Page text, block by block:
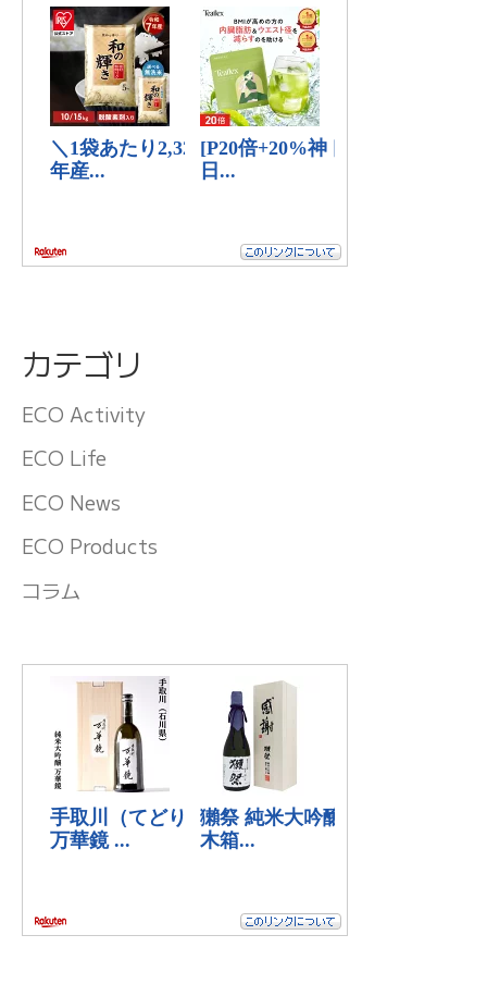
カテゴリ
ECO Activity
ECO Life
ECO News
ECO Products
コラム